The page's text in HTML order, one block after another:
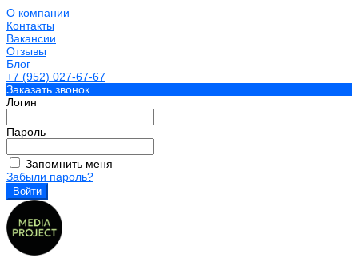
О компании
Контакты
Вакансии
Отзывы
Блог
+7 (952) 027-67-67
Заказать звонок
Логин
Пароль
Запомнить меня
Забыли пароль?